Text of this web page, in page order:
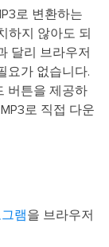
로 변환하는
하지 않아도 되
달리 브라우저
요가 없습니다.
버튼을 제공하
로 직접 다운
램을 브라우저